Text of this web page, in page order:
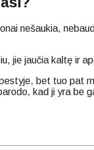
nešaukia,
jie jaučia kaltę ir
bet tuo pat
kad ji yra be